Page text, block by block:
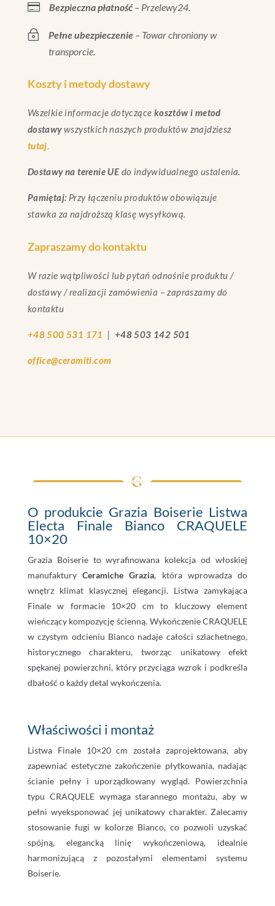
 Bezpieczna płatność– Przelewy24.
~ Pełne ubezpieczenie– Towar chroniony w
transporcie.
Koszty i metody dostawy
Wszelkie informacje dotyczące kosztów i metod
dostawywszystkich naszych produktów znajdziesz
tutaj.
Dostawy na terenie UE do indywidualnego ustalenia.
Pamiętaj: Przy łączeniu produktów obowiązuje
stawka za najdroższą klasę wysyłkową.
Zapraszamy do kontaktu
W razie wątpliwości lub pytań odnośnie produktu /
dostawy / realizacji zamówienia – zapraszamy do
kontaktu
+48 500 531 171 | +48 503 142 501
office@ceramiti.com
O produkcie Grazia Boiserie Listwa
Electa Finale Bianco CRAQUELE
10×20
Grazia Boiserie to wyrafinowana kolekcja od włoskiej
manufakturyCeramiche Grazia, która wprowadza do
wnętrz klimat klasycznej elegancji. Listwa zamykająca
Finale w formacie 10×20 cm to kluczowy element
wieńczący kompozycję ścienną. Wykończenie CRAQUELE
w czystym odcieniu Bianco nadaje całości szlachetnego,
historycznego charakteru, tworząc unikatowy efekt
spękanej powierzchni, który przyciąga wzrok i podkreśla
dbałość o każdy detal wykończenia.
Właściwości i montaż
Listwa Finale 10×20 cm została zaprojektowana, aby
zapewniać estetyczne zakończenie płytkowania, nadając
ścianie pełny i uporządkowany wygląd. Powierzchnia
typu CRAQUELE wymaga starannego montażu, aby w
pełni wyeksponować jej unikatowy charakter. Zalecamy
stosowanie fugi w kolorze Bianco, co pozwoli uzyskać
spójną, elegancką linię wykończeniową, idealnie
harmonizującą z pozostałymi elementami systemu
Boiserie.